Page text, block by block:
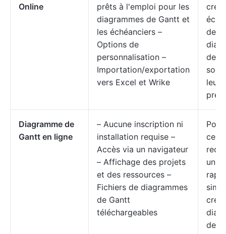
Online
prêts à l'emploi pour les
diagrammes de Gantt et
les échéanciers –
Options de
personnalisation –
Importation/exportation
vers Excel et Wrike
des
de
leurs
Diagramme de
Gantt en ligne
– Aucune inscription ni
installation requise –
Accès via un navigateur
– Affichage des projets
et des ressources –
Fichiers de diagrammes
de Gantt
téléchargeables
un
de